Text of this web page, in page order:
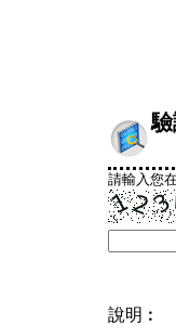
請輸入您
說明︰